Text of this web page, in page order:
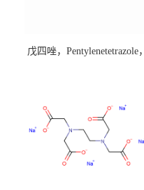
戊四唑，Pentylenetetrazole，